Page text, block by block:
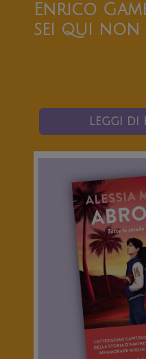
Enrico
sei qui non
LEGGI DI